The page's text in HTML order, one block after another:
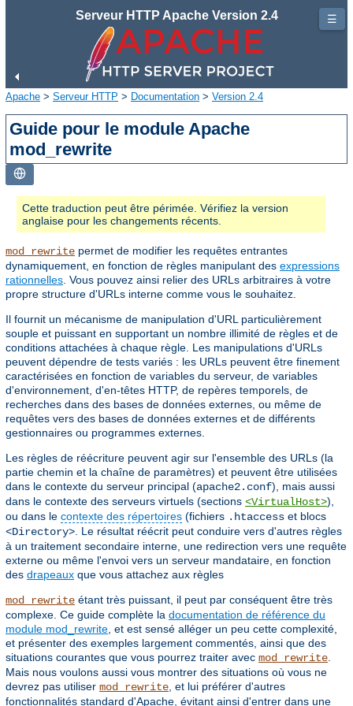
Serveur HTTP Apache Version 2.4
Apache > Serveur HTTP > Documentation > Version 2.4
Guide pour le module Apache
mod_rewrite
Cette traduction peut être périmée. Vérifiez la version
anglaise pour les changements récents.
mod_rewrite permet de modifier les requêtes entrantes
dynamiquement, en fonction de règles manipulant des expressions
rationnelles . Vous pouvez ainsi relier des URLs arbitraires à votre
propre structure d'URLs interne comme vous le souhaitez.
Il fournit un mécanisme de manipulation d'URL particulièrement
souple et puissant en supportant un nombre illimité de règles et de
conditions attachées à chaque règle. Les manipulations d'URLs
peuvent dépendre de tests variés : les URLs peuvent être finement
caractérisées en fonction de variables du serveur, de variables
d'environnement, d'en-têtes HTTP, de repères temporels, de
recherches dans des bases de données externes, ou même de
requêtes vers des bases de données externes et de différents
gestionnaires ou programmes externes.
Les règles de réécriture peuvent agir sur l'ensemble des URLs (la
partie chemin et la chaîne de paramètres) et peuvent être utilisées
dans le contexte du serveur principal (apache2.conf), mais aussi
dans le contexte des serveurs virtuels (sections <VirtualHost>),
ou dans le contexte des répertoires (fichiers .htaccess et blocs
<Directory> . Le résultat réécrit peut conduire vers d'autres règles
à un traitement secondaire interne, une redirection vers une requête
externe ou même l'envoi vers un serveur mandataire, en fonction
des drapeaux que vous attachez aux règles
mod_rewrite étant très puissant, il peut par conséquent être très
complexe. Ce guide complète la documentation de référence du
module mod_rewrite , et est sensé alléger un peu cette complexité,
et présenter des exemples largement commentés, ainsi que des
situations courantes que vous pourrez traiter avec mod_rewrite
Mais nous voulons aussi vous montrer des situations où vous ne
devrez pas utiliser mod_rewrite , et lui préférer d'autres
fonctionnalités standard d'Apache, évitant ainsi d'entrer dans une
☰